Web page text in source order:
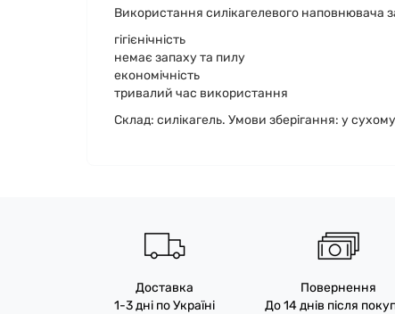
Використання силікагелевого наповнювача
гігієнічність
немає запаху та пилу
економічність
тривалий час використання
Склад: силікагель. Умови зберігання: у сухому
Доставка
1-3 дні по Україні
Повернення
До 14 днів після